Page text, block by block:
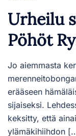
Urheilu
Pöhöt
Jo aiemmasta
erääseen
sijaiseksi.
keksitty, että
ylämäkihiihdon